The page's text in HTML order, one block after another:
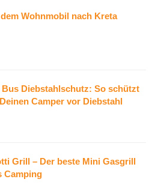
Wohnmobil nach Kreta
Bus Diebstahlschutz: So schützt
Camper vor Diebstahl
Grill – Der beste Mini Gasgrill
Camping